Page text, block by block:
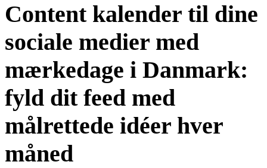
Content kalender til dine
sociale medier med
mærkedage i Danmark:
fyld dit feed med
målrettede idéer hver
måned